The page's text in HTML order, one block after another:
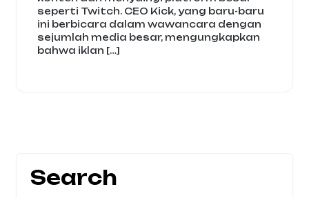
seperti Twitch. CEO Kick, yang baru-baru
ini berbicara dalam wawancara dengan
sejumlah media besar, mengungkapkan
bahwa iklan […]
Search